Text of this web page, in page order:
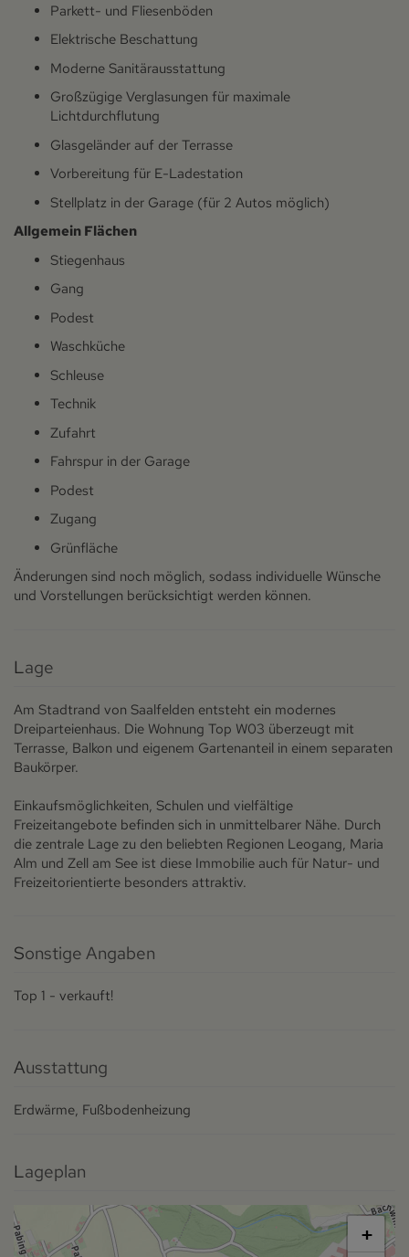
Parkett- und Fliesenböden
Elektrische Beschattung
Moderne Sanitärausstattung
Großzügige Verglasungen für maximale
Lichtdurchflutung
Glasgeländer auf der Terrasse
Vorbereitung für E-Ladestation
Stellplatz in der Garage (für 2 Autos möglich)
Allgemein Flächen
Stiegenhaus
Gang
Podest
Waschküche
Schleuse
Technik
Zufahrt
Fahrspur in der Garage
Podest
Zugang
Grünfläche
Änderungen sind noch möglich, sodass individuelle Wünsche
und Vorstellungen berücksichtigt werden können.
Lage
Am Stadtrand von Saalfelden entsteht ein modernes
Dreiparteienhaus. Die Wohnung Top W03 überzeugt mit
Terrasse, Balkon und eigenem Gartenanteil in einem separaten
Baukörper.
Einkaufsmöglichkeiten, Schulen und vielfältige
Freizeitangebote befinden sich in unmittelbarer Nähe. Durch
die zentrale Lage zu den beliebten Regionen Leogang, Maria
Alm und Zell am See ist diese Immobilie auch für Natur- und
Freizeitorientierte besonders attraktiv.
Sonstige Angaben
Top 1 - verkauft!
Ausstattung
Erdwärme Fußbodenheizung
Lageplan
+